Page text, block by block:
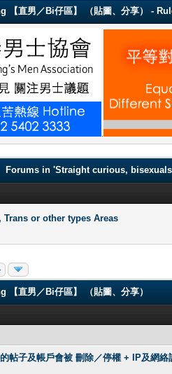
直男／Bi仔區】 （貼圖、分享） -
Forums in 'Straight curious,
Trans or other types Areas
直男／Bi仔區】 （貼圖、分享）
帖子及帳戶會被 刪除／停權 + IP及網絡
- 2.6 out of 5 in Average
12345